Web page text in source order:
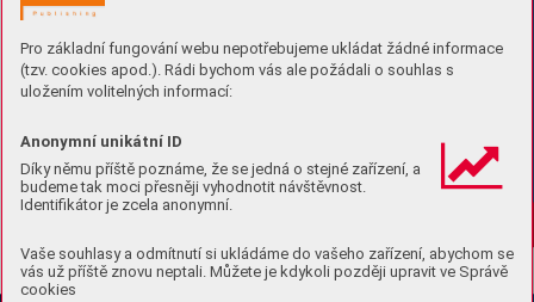
Pro základní fungování webu nepotřebujeme ukládat žádné informace
(tzv. cookies apod.). Rádi bychom vás ale požádali o souhlas s
uložením volitelných informací:
Anonymní unikátní ID
Díky němu příště poznáme, že se jedná o stejné zařízení, a
budeme tak moci přesněji vyhodnotit návštěvnost.
Identifikátor je zcela anonymní.
Vaše souhlasy a odmítnutí si ukládáme do vašeho zařízení, abychom se
vás už příště znovu neptali. Můžete je kdykoli později upravit ve Správě
cookies